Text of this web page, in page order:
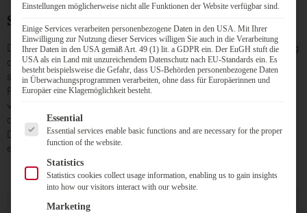
Schlagende Argumente überzeugen
Der Wunsch nach einerOnline-Wahlohne Briefwahloption lag
darin begründet, dass die verantwortlichen Mitarbeiterinnen
schon in der Vergangenheit gute Erfahrungen mit Online-
Prozessen gemacht hatten – etwa bei der digitalen Abfrage
von Zustimmungserklärungen. Zudem verfolgten sie das Ziel,
den Zeit-, Kosten- und Ressourcenaufwand gering zu halten.
Das Projekt sollte möglichst wirtschaftlich, nachhaltig und
effizient ablaufen.
Einstellungen möglicherweise nicht alle Funktionen der Website verfügbar sind.
Einige Services verarbeiten personenbezogene Daten in den USA. Mit Ihrer
Einwilligung zur Nutzung dieser Services willigen Sie auch in die Verarbeitung
Ihrer Daten in den USA gemäß Art. 49 (1) lit. a GDPR ein. Der EuGH stuft die
USA als ein Land mit unzureichendem Datenschutz nach EU-Standards ein. Es
besteht beispielsweise die Gefahr, dass US-Behörden personenbezogene Daten
in Überwachungsprogrammen verarbeiten, ohne dass für Europäerinnen und
Europäer eine Klagemöglichkeit besteht.
Es folgt eine Liste der Service-Gruppen, für die eine
Essential
Essential services enable basic functions and are necessary for the proper
function of the website.
Statistics
Statistics cookies collect usage information, enabling us to gain insights
into how our visitors interact with our website.
Marketing